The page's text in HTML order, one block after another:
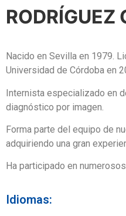
RODRÍGUEZ
Nacido en Sevilla en 1979.
Universidad de Córdoba en
Internista especializado en
diagnóstico por imagen.
Forma parte del equipo de
adquiriendo una gran
Ha participado en
Idiomas: